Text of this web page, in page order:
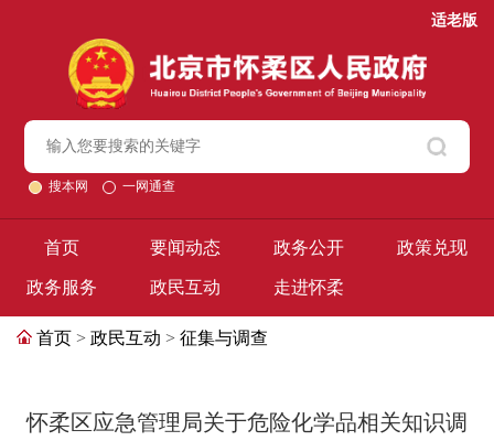
适老版
搜本网 一网通查
首页 要闻动态 政务公开 政策兑现
政务服务 政民互动 走进怀柔
首页 > 政民互动 > 征集与调查
怀柔区应急管理局关于危险化学品相关知识调